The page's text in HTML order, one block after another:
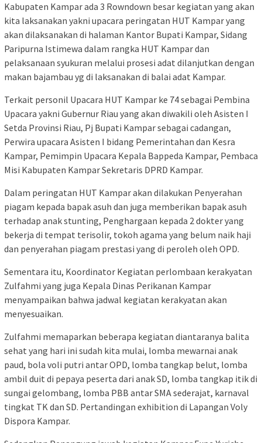
Kabupaten Kampar ada 3 Rowndown besar kegiatan yang akan
kita laksanakan yakni upacara peringatan HUT Kampar yang
akan dilaksanakan di halaman Kantor Bupati Kampar, Sidang
Paripurna Istimewa dalam rangka HUT Kampar dan
pelaksanaan syukuran melalui prosesi adat dilanjutkan dengan
makan bajambau yg di laksanakan di balai adat Kampar.
Terkait personil Upacara HUT Kampar ke 74 sebagai Pembina
Upacara yakni Gubernur Riau yang akan diwakili oleh Asisten I
Setda Provinsi Riau, Pj Bupati Kampar sebagai cadangan,
Perwira upacara Asisten I bidang Pemerintahan dan Kesra
Kampar, Pemimpin Upacara Kepala Bappeda Kampar, Pembaca
Misi Kabupaten Kampar Sekretaris DPRD Kampar.
Dalam peringatan HUT Kampar akan dilakukan Penyerahan
piagam kepada bapak asuh dan juga memberikan bapak asuh
terhadap anak stunting, Penghargaan kepada 2 dokter yang
bekerja di tempat terisolir, tokoh agama yang belum naik haji
dan penyerahan piagam prestasi yang di peroleh oleh OPD.
Sementara itu, Koordinator Kegiatan perlombaan kerakyatan
Zulfahmi yang juga Kepala Dinas Perikanan Kampar
menyampaikan bahwa jadwal kegiatan kerakyatan akan
menyesuaikan.
Zulfahmi memaparkan beberapa kegiatan diantaranya balita
sehat yang hari ini sudah kita mulai, lomba mewarnai anak
paud, bola voli putri antar OPD, lomba tangkap belut, lomba
ambil duit di pepaya peserta dari anak SD, lomba tangkap itik di
sungai gelombang, lomba PBB antar SMA sederajat, karnaval
tingkat TK dan SD. Pertandingan exhibition di Lapangan Voly
Dispora Kampar.